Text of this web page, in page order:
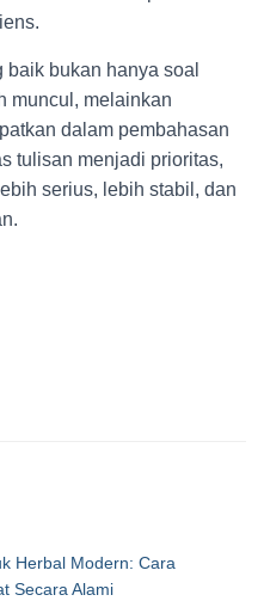
bukan hanya soal
muncul, melainkan
dalam pembahasan
tulisan menjadi prioritas,
serius, lebih stabil, dan
Herbal Modern: Cara
Secara Alami